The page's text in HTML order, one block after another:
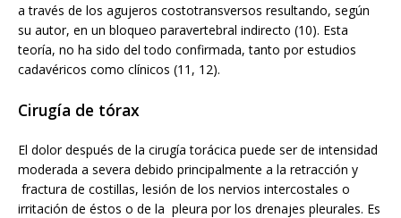
a través de los agujeros costotransversos resultando, según
su autor, en un bloqueo paravertebral indirecto (10). Esta
teoría, no ha sido del todo confirmada, tanto por estudios
cadavéricos como clínicos (11, 12).
Cirugía de tórax
El dolor después de la cirugía torácica puede ser de intensidad
moderada a severa debido principalmente a la retracción y
fractura de costillas, lesión de los nervios intercostales o
irritación de éstos o de la pleura por los drenajes pleurales. Es